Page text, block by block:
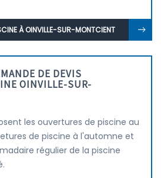
À OINVILLE-SUR-MONTCIENT
DE DEVIS
OINVILLE-SUR-
les ouvertures de piscine au
de piscine à l'automne et
régulier de la piscine